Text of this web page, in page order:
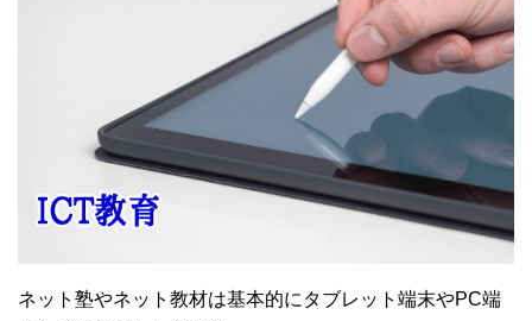
ネット塾やネット教材は基本的にタブレット端末やPC端